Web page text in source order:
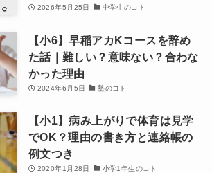
2026年5月25日 中学生のコト
【小6】早稲アカKコースを辞め
た話｜難しい？意味ない？合わな
かった理由
2024年6月5日 塾のコト
【小1】病み上がりで体育は見学
でOK？理由の書き方と連絡帳の
例文つき
2020年1月28日 小学1年生のコト